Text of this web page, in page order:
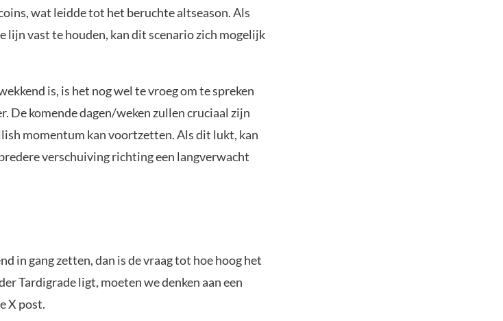
wat leidde tot het beruchte altseason. Als
lijn vast te houden, kan dit scenario zich mogelijk
is, is het nog wel te vroeg om te spreken
De komende dagen/weken zullen cruciaal zijn
momentum kan voortzetten. Als dit lukt, kan
verschuiving richting een langverwacht
in gang zetten, dan is de vraag tot hoe hoog het
Tardigrade ligt, moeten we denken aan een
X post.